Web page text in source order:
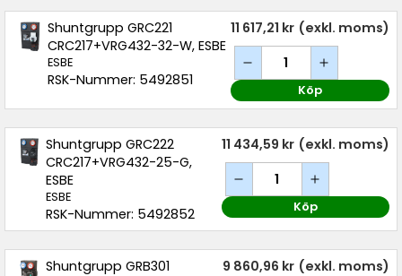
Shuntgrupp GRC221
CRC217+VRG432-32-W, ESBE
ESBE
RSK-Nummer: 5492851
11 617,21 kr (exkl. moms)
Köp
Shuntgrupp GRC222
CRC217+VRG432-25-G,
ESBE
ESBE
RSK-Nummer: 5492852
11 434,59 kr (exkl. moms)
Köp
Shuntgrupp GRB301
9 860,96 kr (exkl. moms)